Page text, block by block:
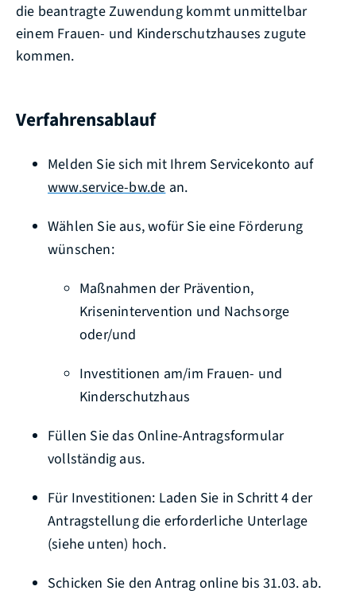
die beantragte Zuwendung kommt unmittelbar
einem Frauen- und Kinderschutzhauses zugute
kommen.
Verfahrensablauf
Melden Sie sich mit Ihrem Servicekonto auf
www.service-bw.de an.
Wählen Sie aus, wofür Sie eine Förderung
wünschen:
Maßnahmen der Prävention,
Krisenintervention und Nachsorge
oder/und
Investitionen am/im Frauen- und
Kinderschutzhaus
Füllen Sie das Online-Antragsformular
vollständig aus.
Für Investitionen: Laden Sie in Schritt 4 der
Antragstellung die erforderliche Unterlage
(siehe unten) hoch.
Schicken Sie den Antrag online bis 31.03. ab.